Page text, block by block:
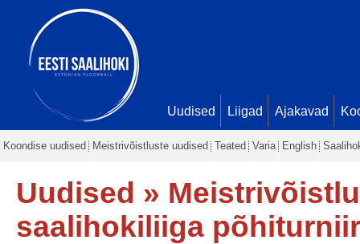
Uudised Liigad Ajakavad
Koondise uudised Meistrivõistluste uudised Teated Varia English
Uudised »
saalihokiliiga